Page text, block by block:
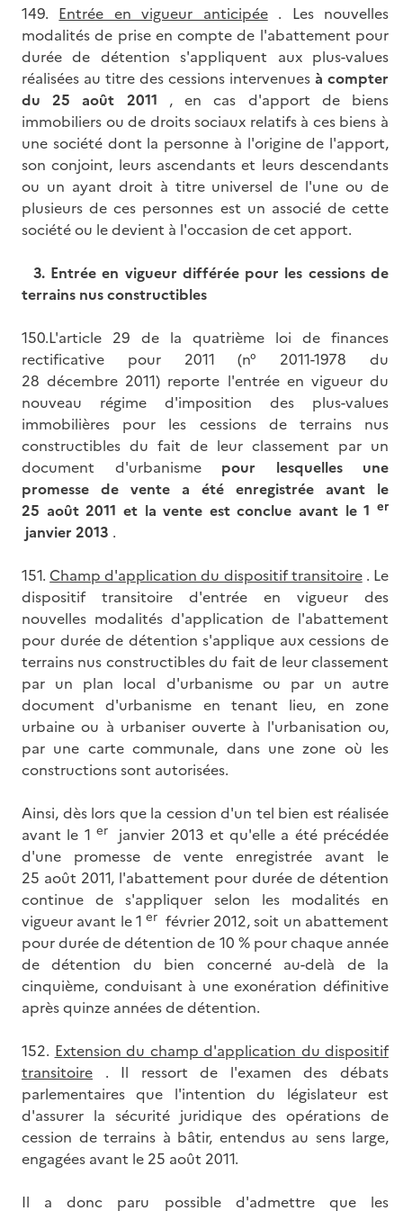
149. Entrée en vigueur anticipée. Les nouvelles
modalités de prise en compte de l'abattement pour
durée de détention s'appliquent aux plus-values
réalisées au titre des cessions intervenues à compter
du 25 août 2011 , en cas d'apport de biens
immobiliers ou de droits sociaux relatifs à ces biens à
une société dont la personne à l'origine de l'apport,
son conjoint, leurs ascendants et leurs descendants
ou un ayant droit à titre universel de l'une ou de
plusieurs de ces personnes est un associé de cette
société ou le devient à l'occasion de cet apport.
3. Entrée en vigueur différée pour les cessions de
terrains nus constructibles
150.L'article 29 de la quatrième loi de finances
rectificative pour 2011 (n° 2011-1978 du
28 décembre 2011) reporte l'entrée en vigueur du
nouveau régime d'imposition des plus-values
immobilières pour les cessions de terrains nus
constructibles du fait de leur classement par un
document d'urbanisme pour lesquelles une
promesse de vente a été enregistrée avant le
25 août 2011 et la vente est conclue avant le 1 er
janvier 2013 .
151. Champ d'application du dispositif transitoire. Le
dispositif transitoire d'entrée en vigueur des
nouvelles modalités d'application de l'abattement
pour durée de détention s'applique aux cessions de
terrains nus constructibles du fait de leur classement
par un plan local d'urbanisme ou par un autre
document d'urbanisme en tenant lieu, en zone
urbaine ou à urbaniser ouverte à l'urbanisation ou,
par une carte communale, dans une zone où les
constructions sont autorisées.
Ainsi, dès lors que la cession d'un tel bien est réalisée
avant le 1 erjanvier 2013 et qu'elle a été précédée
d'une promesse de vente enregistrée avant le
25 août 2011, l'abattement pour durée de détention
continue de s'appliquer selon les modalités en
vigueur avant le 1er février 2012, soit un abattement
pour durée de détention de 10 % pour chaque année
de détention du bien concerné au-delà de la
cinquième, conduisant à une exonération définitive
après quinze années de détention.
152. Extension du champ d'application du dispositif
transitoire . Il ressort de l'examen des débats
parlementaires que l'intention du législateur est
d'assurer la sécurité juridique des opérations de
cession de terrains à bâtir, entendus au sens large,
engagées avant le 25 août 2011.
Il a donc paru possible d'admettre que les